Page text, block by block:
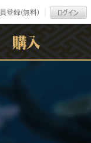
登録(無料)